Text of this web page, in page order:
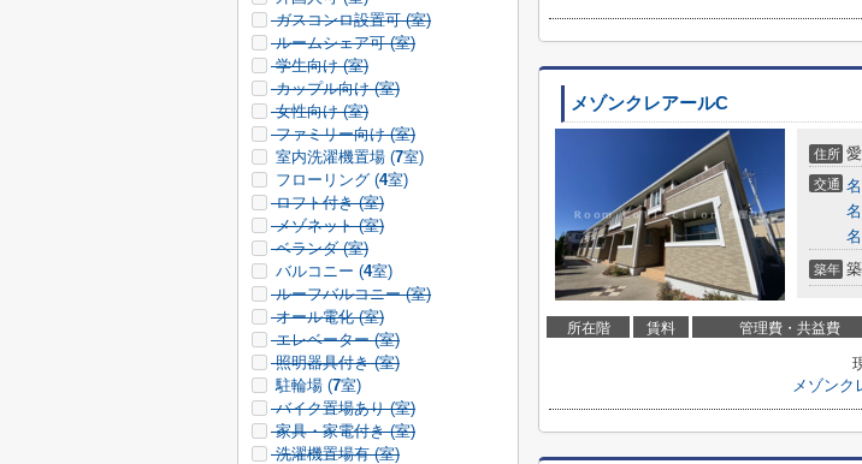
メゾンクレアールC
住所
交通
築年
所在階 賃料 管理費・共益費
メゾンク
ガスコンロ設置可 (室)
ルームシェア可 (室)
学生向け (室)
カップル向け (室)
女性向け (室)
ファミリー向け (室)
室内洗濯機置場 (7室)
フローリング (4室)
ロフト付き (室)
メゾネット (室)
ベランダ (室)
バルコニー (4室)
ルーフバルコニー (室)
オール電化 (室)
エレベーター (室)
照明器具付き (室)
駐輪場 (7室)
バイク置場あり (室)
家具・家電付き (室)
洗濯機置場有 (室)